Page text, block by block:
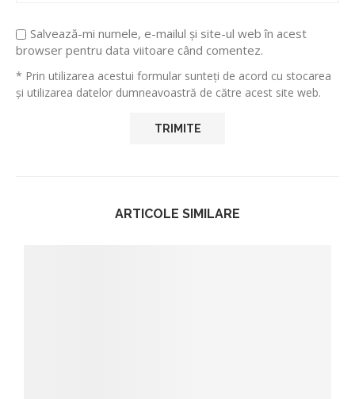
Salvează-mi numele, e-mailul și site-ul web în acest
browser pentru data viitoare când comentez.
* Prin utilizarea acestui formular sunteți de acord cu stocarea
și utilizarea datelor dumneavoastră de către acest site web.
ARTICOLE SIMILARE